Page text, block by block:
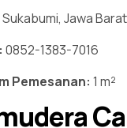
Sukabumi, Jawa Barat
0852-1383-7016
Pemesanan: 1 m²